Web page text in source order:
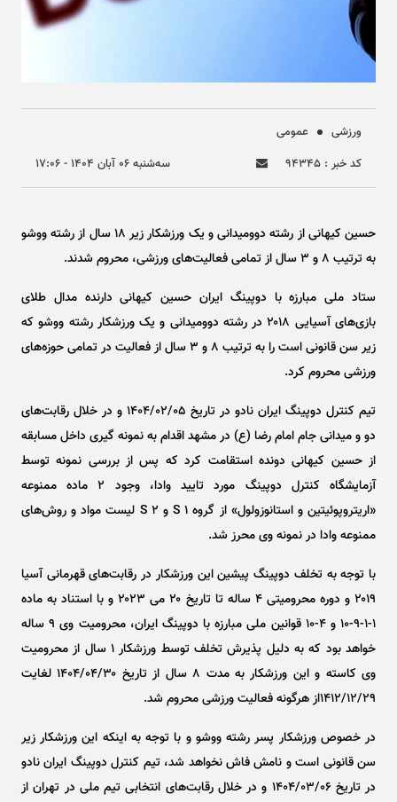
ورزشی
عمومی
کد خبر : ۹۴۳۴۵
سه‌شنبه ۰۶ آبان ۱۴۰۴ - ۱۷:۰۶
حسین کیهانی از رشته دوومیدانی و یک ورزشکار زیر ۱۸ سال از رشته ووشو
به ترتیب ۸ و ۳ سال از تمامی فعالیت‌های ورزشی، محروم شدند.
ستاد ملی مبارزه با دوپینگ ایران حسین کیهانی دارنده مدال طلای
بازی‌های آسیایی ۲۰۱۸ در رشته دوومیدانی و یک ورزشکار رشته ووشو که
زیر سن قانونی است را به ترتیب ۸ و ۳ سال از فعالیت در تمامی حوزه‌های
ورزشی محروم کرد.
تیم کنترل دوپینگ ایران نادو در تاریخ ۱۴۰۴/۰۲/۰۵ و در خلال رقابت‌های
دو و میدانی جام امام رضا (ع) در مشهد اقدام به نمونه گیری داخل مسابقه
از حسین کیهانی دونده استقامت کرد که پس از بررسی نمونه توسط
آزمایشگاه کنترل دوپینگ مورد تایید وادا، وجود ۲ ماده ممنوعه
«اریتروپوئیتین و استانوزولول» از گروه S ۱ و S ۲ لیست مواد و روش‌های
ممنوعه وادا در نمونه وی محرز شد.
با توجه به تخلف دوپینگ پیشین این ورزشکار در رقابت‌های قهرمانی آسیا
۲۰۱۹ و دوره محرومیتی ۴ ساله تا تاریخ ۲۰ می ۲۰۲۳ و با استناد به ماده
۱-۱-۹-۱۰ و ۴-۱۰ قوانین ملی مبارزه با دوپینگ ایران، محرومیت وی ۹ ساله
خواهد بود که به دلیل پذیرش تخلف توسط ورزشکار ۱ سال از محرومیت
وی کاسته و این ورزشکار به مدت ۸ سال از تاریخ ۱۴۰۴/۰۴/۳۰ لغایت
۱۴۱۲/۱۲/۲۹از هرگونه فعالیت ورزشی محروم شد.
در خصوص ورزشکار پسر رشته ووشو و با توجه به اینکه این ورزشکار زیر
سن قانونی است و نامش فاش نخواهد شد، تیم کنترل دوپینگ ایران نادو
در تاریخ ۱۴۰۴/۰۳/۰۶ و در خلال رقابت‌های انتخابی تیم ملی در تهران از